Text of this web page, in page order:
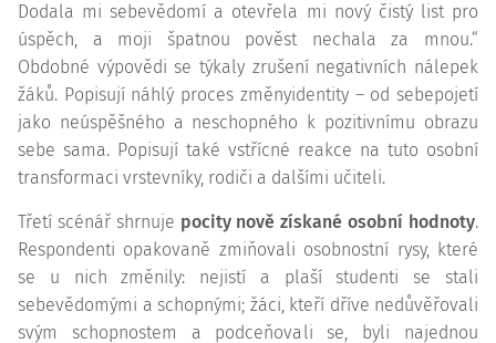
Dodala mi sebevědomí a otevřela mi nový čistý list pro
úspěch, a moji špatnou pověst nechala za mnou.“
Obdobné výpovědi se týkaly zrušení negativních nálepek
žáků. Popisují náhlý proces změnyidentity – od sebepojetí
jako neúspěšného a neschopného k pozitivnímu obrazu
sebe sama. Popisují také vstřícné reakce na tuto osobní
transformaci vrstevníky, rodiči a dalšími učiteli.
Třetí scénář shrnuje pocity nově získané osobní hodnoty.
Respondenti opakovaně zmiňovali osobnostní rysy, které
se u nich změnily: nejistí a plaší studenti se stali
sebevědomými a schopnými; žáci, kteří dříve nedůvěřovali
svým schopnostem a podceňovali se, byli najednou